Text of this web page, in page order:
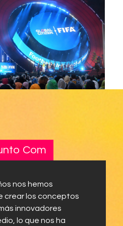
Com
nos hemos
crear los conceptos
innovadores
lo que nos ha